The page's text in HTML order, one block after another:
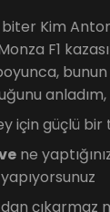
biter Kim
F1
anladım,
için güçlü bir
ne
çıkarmaz